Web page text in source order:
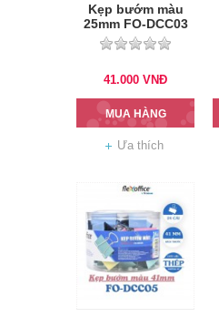
Kẹp bướm màu
25mm FO-DCC03
41.000 VNĐ
MUA HÀNG
Ưa thích